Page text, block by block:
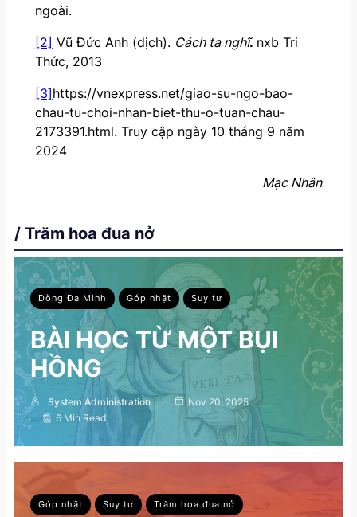
ngoài.
[2] Vũ Đức Anh (dịch). Cách ta nghĩ. nxb Tri
Thức, 2013
[3]https://vnexpress.net/giao-su-ngo-bao-
chau-tu-choi-nhan-biet-thu-o-tuan-chau-
2173391.html. Truy cập ngày 10 tháng 9 năm
2024
Mạc Nhân
/ Trăm hoa đua nở
Dòng Đa Minh Góp nhặt Suy tư
BÀI HỌC TỪ MỘT BỤI
HỒNG
System Administration
Nov 20, 2025
6 Min Read
Góp nhặt Suy tư Trăm hoa đua nở